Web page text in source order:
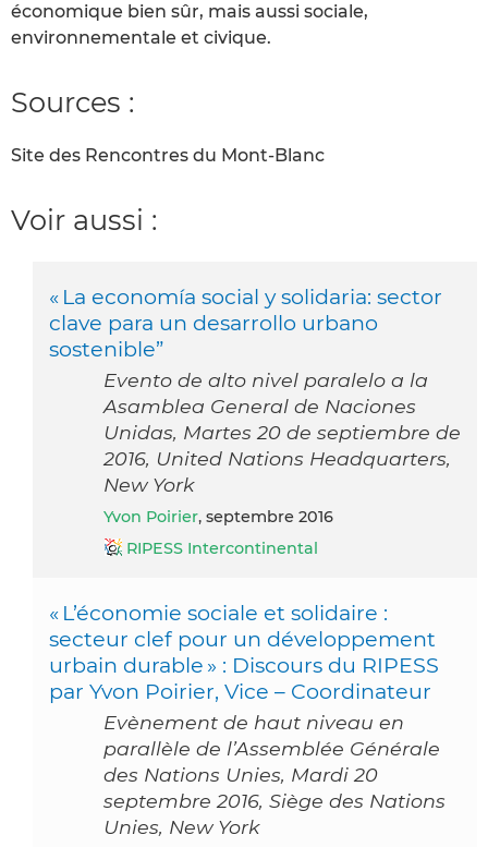
économique bien sûr, mais aussi sociale,
environnementale et civique.
Sources :
Site des Rencontres du Mont-Blanc
Voir aussi :
« La economía social y solidaria: sector
clave para un desarrollo urbano
sostenible”
Evento de alto nivel paralelo a la
Asamblea General de Naciones
Unidas, Martes 20 de septiembre de
2016, United Nations Headquarters,
New York
Yvon Poirier, septembre 2016
RIPESS Intercontinental
« L’économie sociale et solidaire :
secteur clef pour un développement
urbain durable » : Discours du RIPESS
par Yvon Poirier, Vice – Coordinateur
Evènement de haut niveau en
parallèle de l’Assemblée Générale
des Nations Unies, Mardi 20
septembre 2016, Siège des Nations
Unies, New York